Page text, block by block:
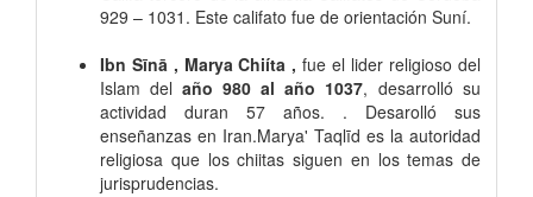
929 – 1031. Este califato fue de orientación Suní.
Ibn Sīnā , Marya Chiíta , fue el lider religioso del
Islam del año 980 al año 1037, desarrolló su
actividad duran 57 años. . Desarolló sus
enseñanzas en Iran.Marya' Taqlīd es la autoridad
religiosa que los chiitas siguen en los temas de
jurisprudencias.